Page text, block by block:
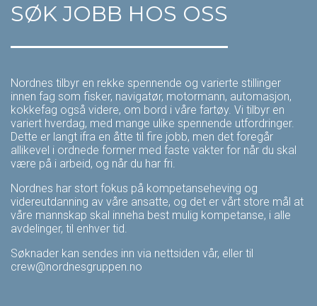
SØK JOBB HOS OSS
Nordnes tilbyr en rekke spennende og varierte stillinger
innen fag som fisker, navigatør, motormann, automasjon,
kokkefag også videre, om bord i våre fartøy. Vi tilbyr en
variert hverdag, med mange ulike spennende utfordringer.
Dette er langt ifra en åtte til fire jobb, men det foregår
allikevel i ordnede former med faste vakter for når du skal
være på i arbeid, og når du har fri.
Nordnes har stort fokus på kompetanseheving og
videreutdanning av våre ansatte, og det er vårt store mål at
våre mannskap skal inneha best mulig kompetanse, i alle
avdelinger, til enhver tid.
Søknader kan sendes inn via nettsiden vår, eller til
crew@nordnesgruppen.no